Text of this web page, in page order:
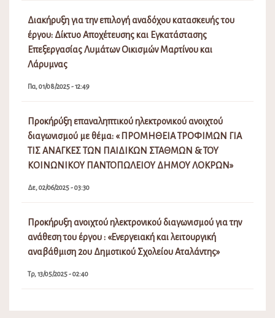
Διακήρυξη για την επιλογή αναδόχου κατασκευής του
έργου: Δίκτυο Αποχέτευσης και Εγκατάστασης
Επεξεργασίας Λυμάτων Οικισμών Μαρτίνου και
Λάρυμνας
Πα, 01/08/2025 - 12:49
Προκήρύξη επαναληπτικού ηλεκτρονικού ανοιχτού
διαγωνισμού με θέμα: « ΠΡΟΜΗΘΕΙΑ ΤΡΟΦΙΜΩΝ ΓΙΑ
ΤΙΣ ΑΝΑΓΚΕΣ ΤΩΝ ΠΑΙΔΙΚΩΝ ΣΤΑΘΜΩΝ & ΤΟΥ
ΚΟΙΝΩΝΙΚΟΥ ΠΑΝΤΟΠΩΛΕΙΟΥ ΔΗΜΟΥ ΛΟΚΡΩΝ»
Δε, 02/06/2025 - 03:30
Προκήρυξη ανοιχτού ηλεκτρονικού διαγωνισμού για την
ανάθεση του έργου : «Ενεργειακή και λειτουργική
αναβάθμιση 2ου Δημοτικού Σχολείου Αταλάντης»
Τρ, 13/05/2025 - 02:40